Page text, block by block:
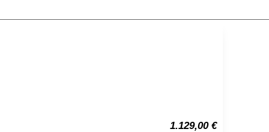
1.129,00 €